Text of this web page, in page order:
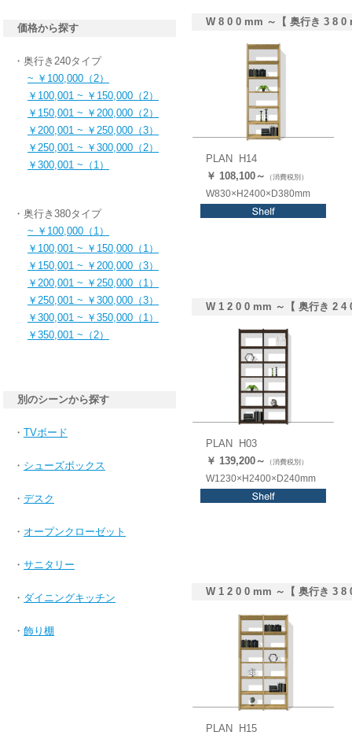
価格から探す
・奥行き240タイプ
~ ￥100,000（2）
￥100,001 ~ ￥150,000（2）
￥150,001 ~ ￥200,000（2）
￥200,001 ~ ￥250,000（3）
￥250,001 ~ ￥300,000（2）
￥300,001 ~（1）
・奥行き380タイプ
~ ￥100,000（1）
￥100,001 ~ ￥150,000（1）
￥150,001 ~ ￥200,000（3）
￥200,001 ~ ￥250,000（1）
￥250,001 ~ ￥300,000（3）
￥300,001 ~ ￥350,000（1）
￥350,001 ~（2）
別のシーンから探す
・ TVボード
・ シューズボックス
・ デスク
・ オープンクローゼット
・ サニタリー
・ ダイニングキッチン
・ 飾り棚
W 8 0 0 mm ～【 奥行き 3 8 0
PLAN H14
￥ 108,100～ （消費税別）
W830×H2400×D380mm
W 1 2 0 0 mm ～【 奥行き 2 4
PLAN H03
￥ 139,200～ （消費税別）
W1230×H2400×D240mm
W 1 2 0 0 mm ～【 奥行き 3 8
PLAN H15